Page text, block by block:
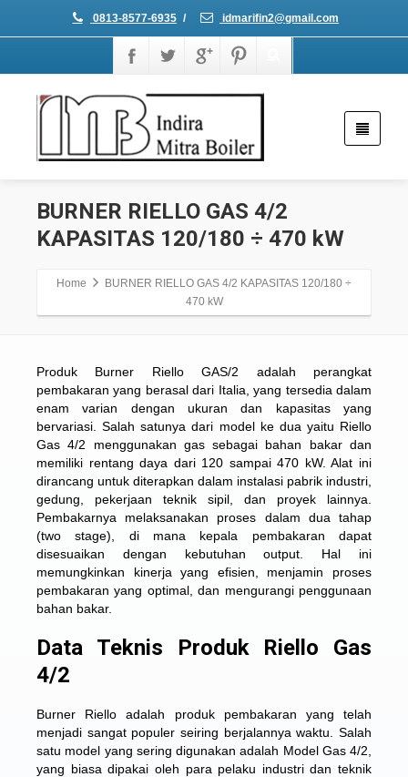
0813-8577-6935 / idmarifin2@gmail.com
BURNER RIELLO GAS 4/2
KAPASITAS 120/180 ÷ 470 kW
Home
BURNER RIELLO GAS 4/2 KAPASITAS 120/180 ÷
470 kW
Produk Burner Riello GAS/2 adalah perangkat
pembakaran yang berasal dari Italia, yang tersedia dalam
enam varian dengan ukuran dan kapasitas yang
bervariasi. Salah satunya dari model ke dua yaitu Riello
Gas 4/2 menggunakan gas sebagai bahan bakar dan
memiliki rentang daya dari 120 sampai 470 kW. Alat ini
dirancang untuk diterapkan dalam instalasi pabrik industri,
gedung, pekerjaan teknik sipil, dan proyek lainnya.
Pembakarnya melaksanakan proses dalam dua tahap
(two stage), di mana kepala pembakaran dapat
disesuaikan dengan kebutuhan output. Hal ini
memungkinkan kinerja yang efisien, menjamin proses
pembakaran yang optimal, dan mengurangi penggunaan
bahan bakar.
Data Teknis Produk Riello Gas
4/2
Burner Riello adalah produk pembakaran yang telah
menjadi sangat populer seiring berjalannya waktu. Salah
satu model yang sering digunakan adalah Model Gas 4/2,
yang biasa dipakai oleh para pelaku industri dan teknik